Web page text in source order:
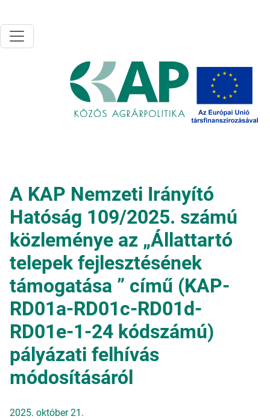
A KAP Nemzeti Irányító
Hatóság 109/2025. számú
közleménye az „Állattartó
telepek fejlesztésének
támogatása ” című (KAP-
RD01a-RD01c-RD01d-
RD01e-1-24 kódszámú)
pályázati felhívás
módosításáról
2025. október 21.